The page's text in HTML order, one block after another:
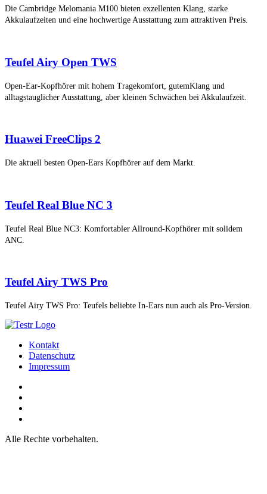
Die Cambridge Melomania M100 bieten exzellenten Klang, starke
Akkulaufzeiten und eine hochwertige Ausstattung zum attraktiven Preis.
Teufel Airy Open TWS
Open-Ear-Kopfhörer mit hohem Tragekomfort, gutemKlang und
alltagstauglicher Ausstattung, aber kleinen Schwächen bei Akkulaufzeit.
Huawei FreeClips 2
Die aktuell besten Open-Ears Kopfhörer auf dem Markt.
Teufel Real Blue NC 3
Teufel Real Blue NC3: Komfortabler Allround-Kopfhörer mit solidem
ANC.
Teufel Airy TWS Pro
Teufel Airy TWS Pro: Teufels beliebte In-Ears nun auch als Pro-Version.
Kontakt
Datenschutz
Impressum
Alle Rechte vorbehalten.